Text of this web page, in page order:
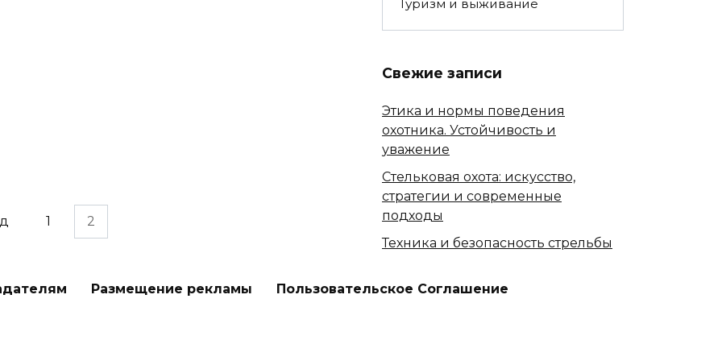
1 2
Туризм и выживание
Свежие записи
Этика и нормы поведения
охотника. Устойчивость и
уважение
Стельковая охота: искусство,
стратегии и современные
подходы
Техника и безопасность стрельбы
Размещение рекламы Пользовательское Соглашение